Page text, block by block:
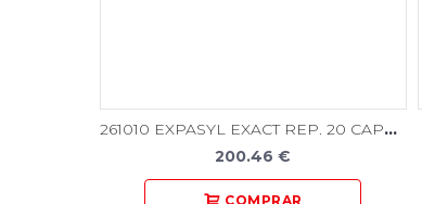
261010 EXPASYL EXACT REP. 20 CAPSULAS
200.46 €